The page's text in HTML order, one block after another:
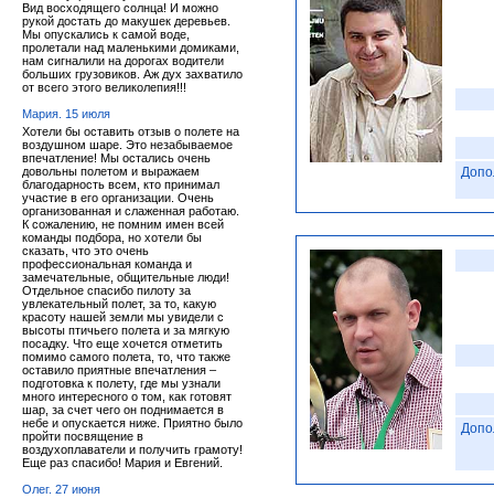
Вид восходящего солнца! И можно
рукой достать до макушек деревьев.
Мы опускались к самой воде,
пролетали над маленькими домиками,
нам сигналили на дорогах водители
больших грузовиков. Аж дух захватило
от всего этого великолепия!!!
Мария. 15 июля
Хотели бы оставить отзыв о полете на
воздушном шаре. Это незабываемое
впечатление! Мы остались очень
довольны полетом и выражаем
благодарность всем, кто принимал
участие в его организации. Очень
организованная и слаженная работаю.
К сожалению, не помним имен всей
команды подбора, но хотели бы
сказать, что это очень
профессиональная команда и
замечательные, общительные люди!
Отдельное спасибо пилоту за
увлекательный полет, за то, какую
красоту нашей земли мы увидели с
высоты птичьего полета и за мягкую
посадку. Что еще хочется отметить
помимо самого полета, то, что также
оставило приятные впечатления –
подготовка к полету, где мы узнали
много интересного о том, как готовят
шар, за счет чего он поднимается в
небе и опускается ниже. Приятно было
пройти посвящение в
воздухоплаватели и получить грамоту!
Еще раз спасибо! Мария и Евгений.
Олег. 27 июня